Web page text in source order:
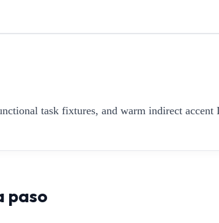
task fixtures, and warm indirect
paso